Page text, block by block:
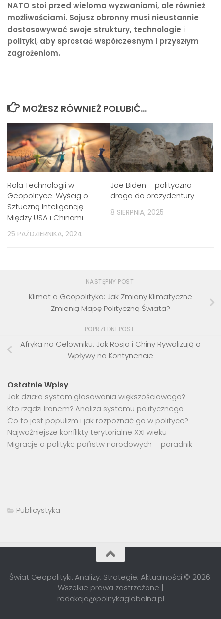
NATO stoi przed wieloma wyzwaniami, ale również
możliwościami. Sojusz obronny musi nieustannie
dostosowywać swoje struktury, technologie i
polityki, aby sprostać współczesnym i przyszłym
zagrożeniom.
MOŻESZ RÓWNIEŻ POLUBIĆ…
Rola Technologii w
Geopolityce: Wyścig o
Sztuczną Inteligencję
Między USA i Chinami
25 PAŹDZIERNIKA, 2024
Joe Biden – polityczna
droga do prezydentury
8 SIERPNIA, 2025
NASTĘPNY POST
Klimat a Geopolityka: Jak Zmiany Klimatyczne
Zmienią Mapę Polityczną Świata?
POPRZEDNI POST
Afryka na Celowniku: Jak Rosja i Chiny Rywalizują o
Wpływy na Kontynencie
Ostatnie Wpisy
Jak działa system głosowania większościowego?
Kto rządzi Iranem? Analiza systemu politycznego
Co to jest populizm i jak rozpoznać go w polityce?
Najważniejsze konflikty terytorialne XXI wieku
Migracje a polityka państw narodowych – poradnik
Publicystyka
Świat Geopolityki: Analizy, Strategie, Aktualności © 2026.
Wszelkie prawa zastrzeżone |
redakcja@politykaglobalna.pl